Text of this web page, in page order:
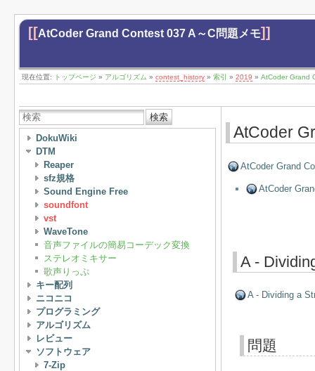
[[AtCoder Grand Contest 037 A～C問題メモ]]
現在位置: トップページ » アルゴリズム » contest_history » 索引 » 2019 » AtCoder Grand
検索
DokuWiki
DTM
Reaper
sfz規格
Sound Engine Free
soundfont
vst
WaveTone
音声ファイルの簡易コーデック変換
ステレオミキサー
歌声りっぷ
キー配列
ニコニコ
プログラミング
アルゴリズム
レビュー
ソフトウェア
7-Zip
AtCoder
AtCoder Grand
AtCoder
A -
A - Dividing a
問題